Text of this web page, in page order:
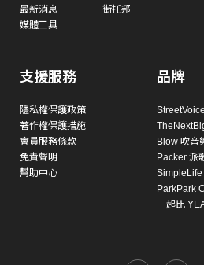
最新消息
媒體工具
街托邦
支援服務
隱私權保護政策
著作權保護措施
會員服務條款
免責聲明
幫助中心
品牌
Blow 吹音
Packer 派
ParkPark
一起比